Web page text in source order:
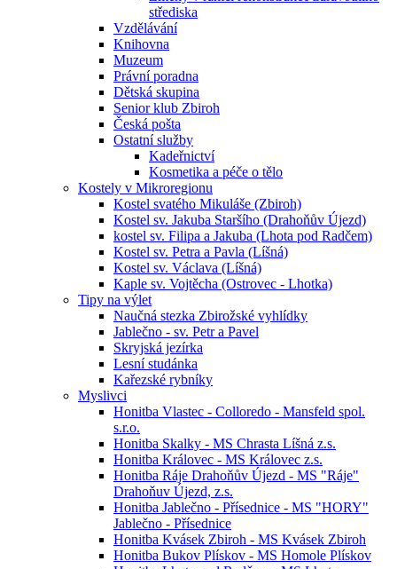
střediska
Vzdělávání
Knihovna
Muzeum
Právní poradna
Dětská skupina
Senior klub Zbiroh
Česká pošta
Ostatní služby
Kadeřnictví
Kosmetika a péče o tělo
Kostely v Mikroregionu
Kostel svatého Mikuláše (Zbiroh)
Kostel sv. Jakuba Staršího (Drahoňův Újezd)
kostel sv. Filipa a Jakuba (Lhota pod Radčem)
Kostel sv. Petra a Pavla (Líšná)
Kostel sv. Václava (Líšná)
Kaple sv. Vojtěcha (Ostrovec - Lhotka)
Tipy na výlet
Naučná stezka Zbirožské vyhlídky
Jablečno - sv. Petr a Pavel
Skryjská jezírka
Lesní studánka
Kařezské rybníky
Myslivci
Honitba Vlastec - Colloredo - Mansfeld spol.
s.r.o.
Honitba Skalky - MS Chrasta Líšná z.s.
Honitba Královec - MS Královec z.s.
Honitba Ráje Drahoňův Újezd - MS "Ráje"
Drahoňuv Újezd, z.s.
Honitba Jablečno - Přísednice - MS "HORY"
Jablečno - Přísednice
Honitba Kvásek Zbiroh - MS Kvásek Zbiroh
Honitba Bukov Plískov - MS Homole Plískov